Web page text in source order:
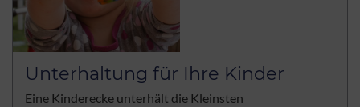
Unterhaltung für Ihre Kinder
Eine Kinderecke unterhält die Kleinsten